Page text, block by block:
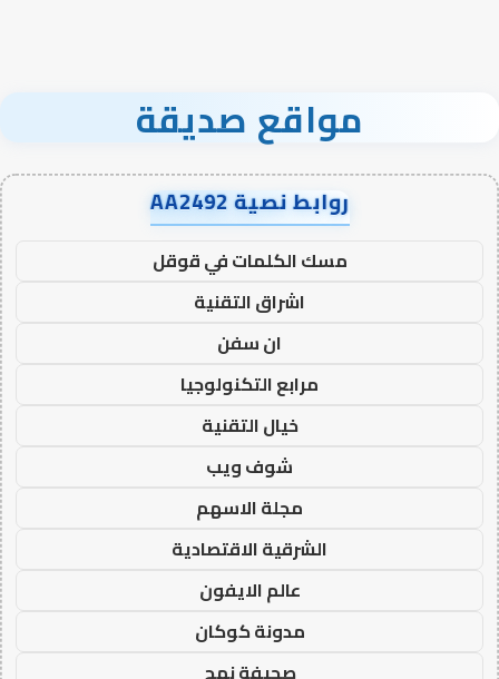
مواقع صديقة
روابط نصية AA2492
مسك الكلمات في قوقل
اشراق التقنية
ان سفن
مرابع التكنولوجيا
خيال التقنية
شوف ويب
مجلة الاسهم
الشرقية الاقتصادية
عالم الايفون
مدونة كوكان